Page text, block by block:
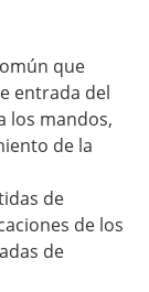
que
entrada del
los mandos,
de la
de
de los
de